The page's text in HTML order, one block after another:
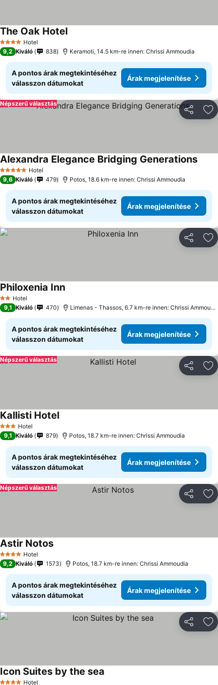
4 KategóriaHotel
The Oak Hotel
9,2 Kiváló 838 Keramoti, 14.5 km-re innen: Chrissi Ammoudia
A pontos árak megtekintéséhez
válasszon dátumokat
Árak megjelenítése
Népszerű választás
5 KategóriaHotel
Alexandra Elegance Bridging Generations
9,6 Kiváló 479 Potos, 18.6 km-re innen: Chrissi Ammoudia
A pontos árak megtekintéséhez
válasszon dátumokat
Árak megjelenítése
2 Kategória
Hotel
Philoxenia Inn
9,1 Kiváló 470 Limenas - Thassos, 6.7 km-re innen: Chrissi Ammoudia
A pontos árak megtekintéséhez
válasszon dátumokat
Árak megjelenítése
Népszerű választás
3 Kategória
Hotel
Kallisti Hotel
9,1 Kiváló 879 Potos, 18.7 km-re innen: Chrissi Ammoudia
A pontos árak megtekintéséhez
válasszon dátumokat
Árak megjelenítése
Népszerű választás
4 KategóriaHotel
Astir Notos
9,2 Kiváló 1573 Potos, 18.7 km-re innen: Chrissi Ammoudia
A pontos árak megtekintéséhez
válasszon dátumokat
Árak megjelenítése
Hotel
Icon Suites by the sea